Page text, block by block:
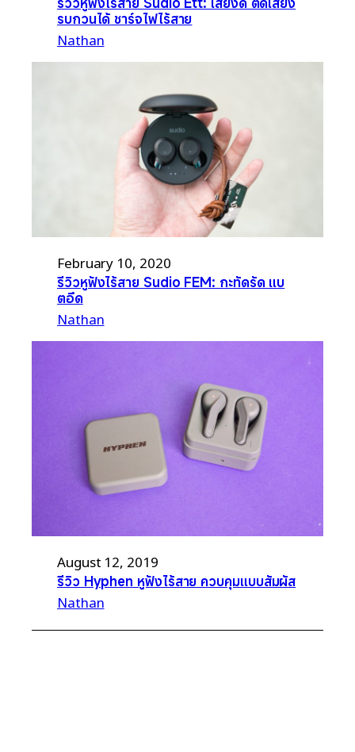
รบกวนได้ ชาร์จไฟไร้สาย
Nathan
February 10, 2020
รีวิวหูฟังไร้สาย Sudio FEM: กะทัดรัด แบ
ตอึด
Nathan
August 12, 2019
รีวิว Hyphen หูฟังไร้สาย ควบคุมแบบสัมผัส
Nathan